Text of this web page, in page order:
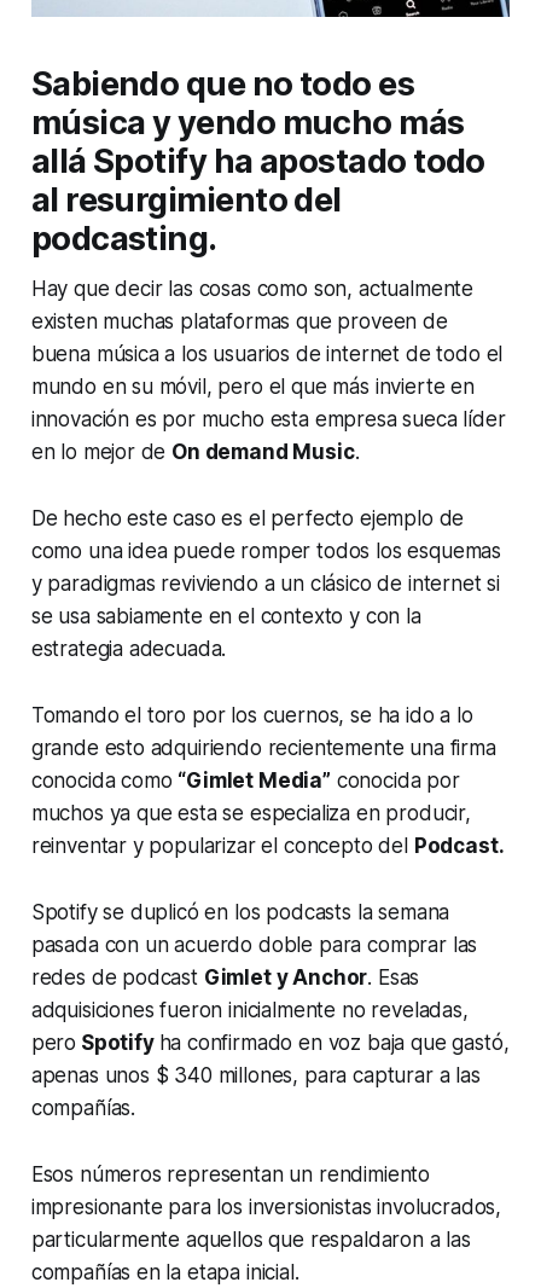
Sabiendo que no todo es
música y yendo mucho más
allá Spotify ha apostado todo
al resurgimiento del
podcasting.
Hay que decir las cosas como son, actualmente
existen muchas plataformas que proveen de
buena música a los usuarios de internet de todo el
mundo en su móvil, pero el que más invierte en
innovación es por mucho esta empresa sueca líder
en lo mejor de On demand Music.
De hecho este caso es el perfecto ejemplo de
como una idea puede romper todos los esquemas
y paradigmas reviviendo a un clásico de internet si
se usa sabiamente en el contexto y con la
estrategia adecuada.
Tomando el toro por los cuernos, se ha ido a lo
grande esto adquiriendo recientemente una firma
conocida como “Gimlet Media” conocida por
muchos ya que esta se especializa en producir,
reinventar y popularizar el concepto del Podcast.
Spotify se duplicó en los podcasts la semana
pasada con un acuerdo doble para comprar las
redes de podcast Gimlet y Anchor. Esas
adquisiciones fueron inicialmente no reveladas,
pero Spotify ha confirmado en voz baja que gastó,
apenas unos $ 340 millones, para capturar a las
compañías.
Esos números representan un rendimiento
impresionante para los inversionistas involucrados,
particularmente aquellos que respaldaron a las
compañías en la etapa inicial.